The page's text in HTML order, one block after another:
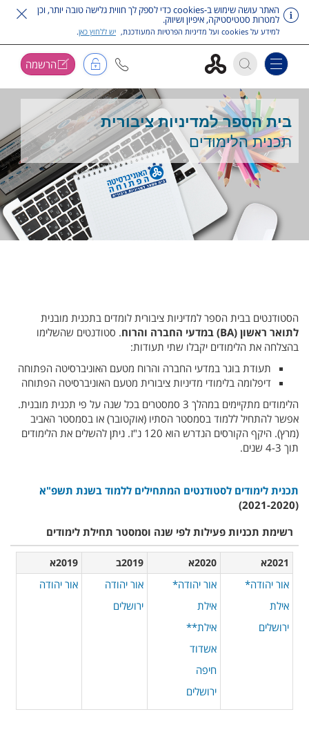
לדלג על תפריט ראשי
האתר עושה שימוש ב-cookies כדי לספק לך חווית גלישה טובה יותר, וכן
למטרות סטטיסטיקה, איפיון ושיווק.
למידע על cookies ועל מדיניות הפרטיות המעודכנת, יש ללחוץ כאן.
Toggle navigation הרשמה
בית הספר למדיניות ציבורית
תכנית הלימודים
הסטודנטים בבית הספר למדיניות ציבורית לומדים בתכנית מובנית
לתואר ראשון (BA) במדעי החברה והרוח
. סטודנטים שהשלימו
בהצלחה את הלימודים יקבלו שתי תעודות:
תעודת בוגר במדעי החברה והרוח מטעם האוניברסיטה הפתוחה
דיפלומה בלימודי מדיניות ציבורית מטעם האוניברסיטה הפתוחה
הלימודים מתקיימים במהלך 3 סמסטרים בכל שנה על פי תכנית מובנית.
אפשר להתחיל ללמוד בסמסטר הסתיו (אוקטובר) או בסמסטר האביב
(מרץ). היקף הקורסים הנדרש הוא 120 נ"ז. ניתן להשלים את הלימודים
תוך 4-3 שנים.
תכנית לימודים לסטודנטים המתחילים ללמוד בשנת תשפ"א
(2021-2020)
רשימת תכניות פעילות לפי שנה וסמסטר תחילת לימודים
​2021א 2020א​​ ​2019ב 2019א​
אור יהודה*
אילת
ירושלים
אור יהודה*
אילת
אילת**
אשדוד
חיפה
ירושלים
אור יהודה
ירושלים
אור יהודה